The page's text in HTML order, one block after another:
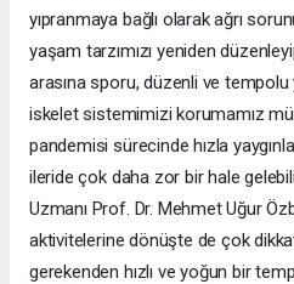
yıpranmaya bağlı olarak ağrı
yaşam tarzımızı yeniden
arasına sporu, düzenli ve
iskelet sistemimizi korumamız
pandemisi sürecinde hızla
ileride çok daha zor bir hale
Uzmanı Prof. Dr. Mehmet Uğur
aktivitelerine dönüşte de çok
gerekenden hızlı ve yoğun bir